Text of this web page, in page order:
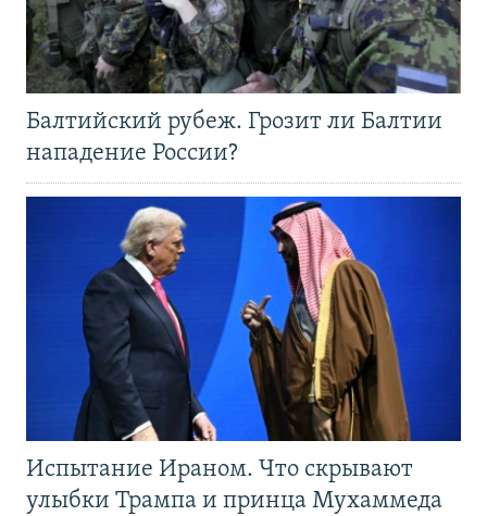
Балтийский рубеж. Грозит ли Балтии
нападение России?
Испытание Ираном. Что скрывают
улыбки Трампа и принца Мухаммеда